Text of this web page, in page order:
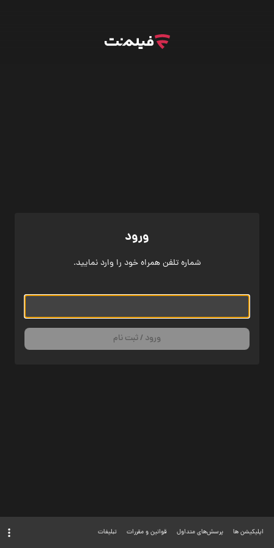
ورود
شماره تلفن همراه خود را وارد نمایید.
ورود / ثبت نام
اپلیکیشن ها پرسش‌های متداول قوانین و مقررات تبلیغات